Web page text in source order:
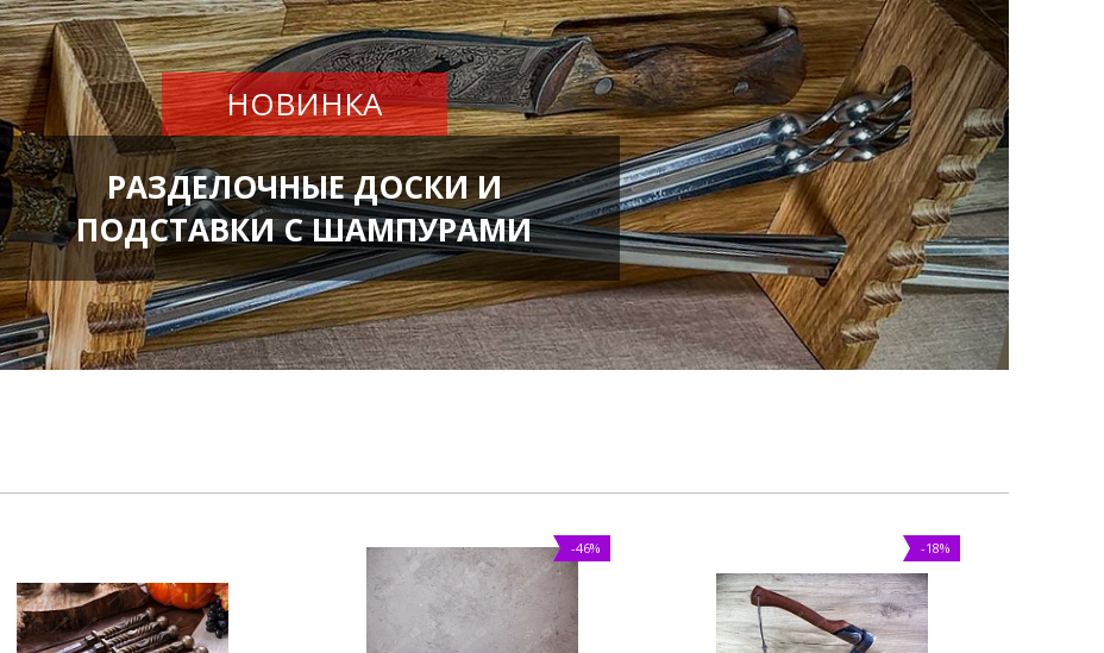
НОВИНКА
РАЗДЕЛОЧНЫЕ ДОСКИ И
ПОДСТАВКИ С ШАМПУРАМИ
-46% -18%